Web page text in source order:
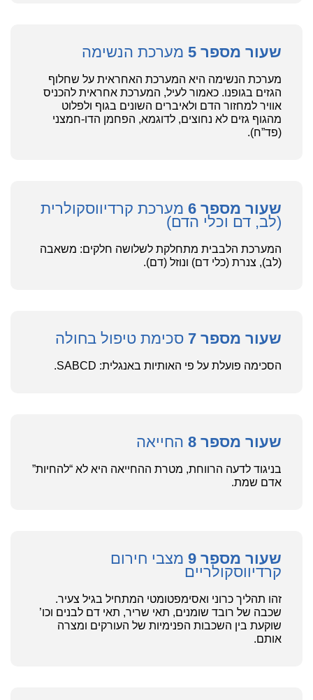
שעור מספר 5 מערכת הנשימה
מערכת הנשימה היא המערכת האחראית על שחלוף
הגזים בגופנו. כאמור לעיל, המערכת אחראית להכניס
אוויר למחזור הדם ולאיברים השונים בגוף ולפלוט
מהגוף גזים לא נחוצים, לדוגמא, הפחמן הדו-חמצני
(פד”ח).
שעור מספר 6 מערכת קרדיווסקולרית
(לב, דם וכלי הדם)
המערכת הלבבית מתחלקת לשלושה חלקים: משאבה
(לב), צנרת (כלי דם) ונוזל (דם).
שעור מספר 7 סכימת טיפול בחולה
הסכימה פועלת על פי האותיות באנגלית: SABCD.
שעור מספר 8 החייאה
בניגוד לדעה הרווחת, מטרת ההחייאה היא לא “להחיות”
אדם שמת.
שעור מספר 9 מצבי חירום
קרדיווסקולריים
זהו תהליך כרוני ואסימפטומטי המתחיל בגיל צעיר.
שכבה של רובד שומנים, תאי שריר, תאי דם לבנים וכו’
שוקעת בין השכבות הפנימיות של העורקים ומצרה
אותם.